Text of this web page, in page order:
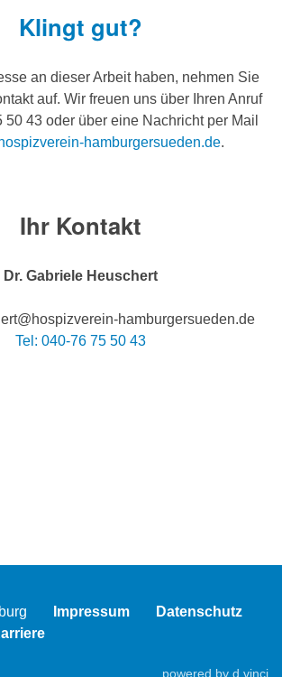
Klingt gut?
an dieser Arbeit haben, nehmen Sie
auf. Wir freuen uns über Ihren Anruf
50 43 oder über eine Nachricht per Mail
hamburgersueden.de.
Ihr Kontakt
Dr. Gabriele Heuschert
hamburgersueden.de
Tel: 040-76 75 50 43
Impressum
Datenschutz
powered by d.vinci